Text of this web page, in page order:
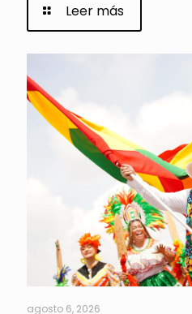
Leer más
agosto 6, 2026